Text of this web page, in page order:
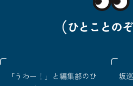
（ひとことの
「うわー！」と編集部のひ
坂